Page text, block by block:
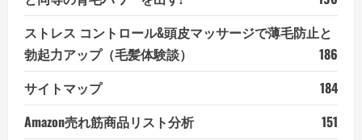
ストレス コントロール&頭皮マッサージで薄毛防止と
勃起力アップ（毛髪体験談）
186
サイトマップ
184
Amazon売れ筋商品リスト分析
151